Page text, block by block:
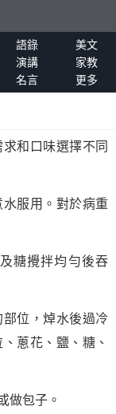
語錄
美文
演講
家教
名言 更多
和口味選擇不同
服用。對於病重
糖攪拌均勻後吞
位，焯水後過冷
蔥花、鹽、糖、
做包子。